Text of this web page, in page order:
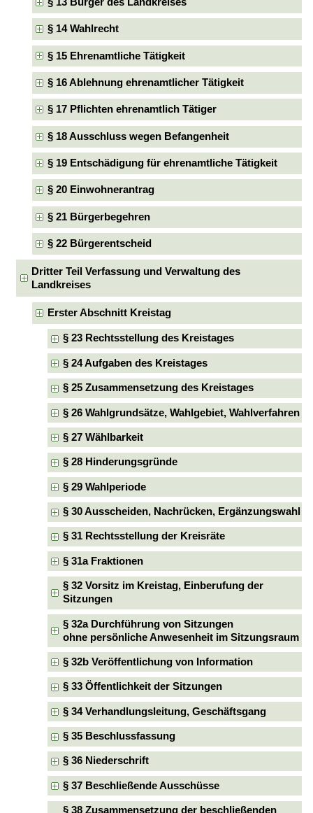
§ 14 Wahlrecht
§ 15 Ehrenamtliche Tätigkeit
§ 16 Ablehnung ehrenamtlicher Tätigkeit
§ 17 Pflichten ehrenamtlich Tätiger
§ 18 Ausschluss wegen Befangenheit
§ 19 Entschädigung für ehrenamtliche Tätigkeit
§ 20 Einwohnerantrag
§ 21 Bürgerbegehren
§ 22 Bürgerentscheid
Dritter Teil Verfassung und Verwaltung des
Landkreises
Erster Abschnitt Kreistag
§ 23 Rechtsstellung des Kreistages
§ 24 Aufgaben des Kreistages
§ 25 Zusammensetzung des Kreistages
§ 26 Wahlgrundsätze, Wahlgebiet, Wahlverfahren
§ 27 Wählbarkeit
§ 28 Hinderungsgründe
§ 29 Wahlperiode
§ 30 Ausscheiden, Nachrücken, Ergänzungswahl
§ 31 Rechtsstellung der Kreisräte
§ 31a Fraktionen
§ 32 Vorsitz im Kreistag, Einberufung der
Sitzungen
§ 32a Durchführung von Sitzungen
ohne persönliche Anwesenheit im Sitzungsraum
§ 32b Veröffentlichung von Information
§ 33 Öffentlichkeit der Sitzungen
§ 34 Verhandlungsleitung, Geschäftsgang
§ 35 Beschlussfassung
§ 36 Niederschrift
§ 37 Beschließende Ausschüsse
§ 38 Zusammensetzung der beschließenden